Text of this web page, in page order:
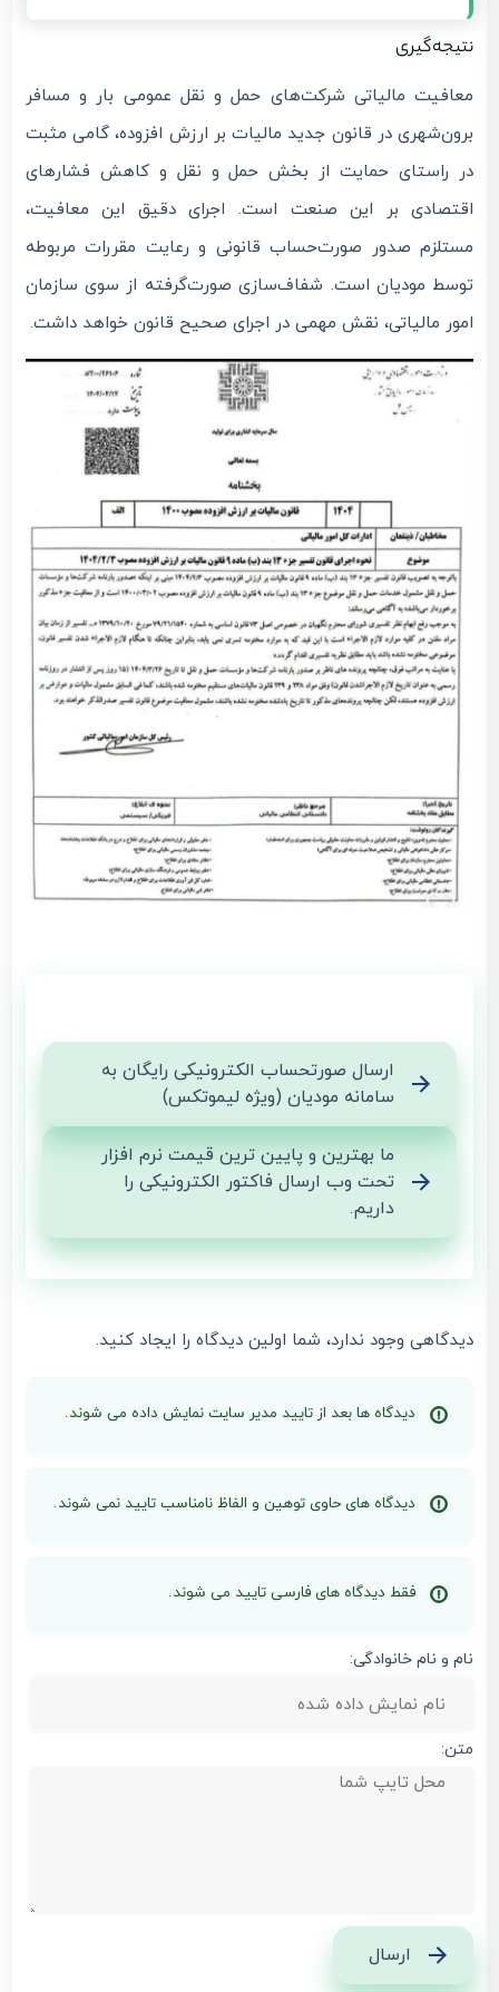
نتیجه‌گیری
معافیت مالیاتی شرکت‌های حمل و نقل عمومی بار و مسافر
برون‌شهری در قانون جدید مالیات بر ارزش افزوده، گامی مثبت
در راستای حمایت از بخش حمل و نقل و کاهش فشارهای
اقتصادی بر این صنعت است. اجرای دقیق این معافیت،
مستلزم صدور صورت‌حساب قانونی و رعایت مقررات مربوطه
توسط مودیان است. شفاف‌سازی صورت‌گرفته از سوی سازمان
امور مالیاتی، نقش مهمی در اجرای صحیح قانون خواهد داشت.
ارسال صورتحساب الکترونیکی رایگان به
سامانه مودیان (ویژه لیموتکس)
ما بهترین و پایین ترین قیمت نرم افزار
تحت وب ارسال فاکتور الکترونیکی را
داریم.
دیدگاهی وجود ندارد، شما اولین دیدگاه را ایجاد کنید.
دیدگاه ها بعد از تایید مدیر سایت نمایش داده می شوند.
دیدگاه های حاوی توهین و الفاظ نامناسب تایید نمی شوند.
فقط دیدگاه های فارسی تایید می شوند.
نام و نام خانوادگی:
متن:
ارسال